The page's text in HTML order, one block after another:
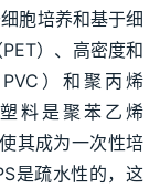
胞培养和基于细
）、高密度和
）和聚丙烯
料是聚苯乙烯
其成为一次性培
是疏水性的，这